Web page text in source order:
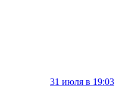
31 июля в 19:03